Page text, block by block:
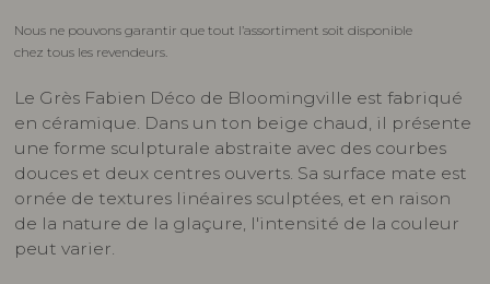
Nous ne pouvons garantir que tout l’assortiment soit disponible
chez tous les revendeurs.
Le Grès Fabien Déco de Bloomingville est fabriqué
en céramique. Dans un ton beige chaud, il présente
une forme sculpturale abstraite avec des courbes
douces et deux centres ouverts. Sa surface mate est
ornée de textures linéaires sculptées, et en raison
de la nature de la glaçure, l'intensité de la couleur
peut varier.